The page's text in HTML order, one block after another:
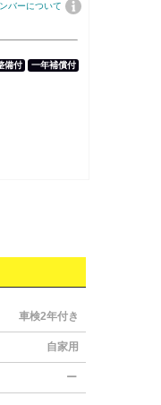
バーについて
備付 一年補償付
車検2年付き
自家用
ー